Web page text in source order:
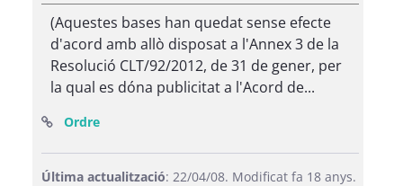
(Aquestes bases han quedat sense efecte
d'acord amb allò disposat a l'Annex 3 de la
Resolució CLT/92/2012, de 31 de gener, per
la qual es dóna publicitat a l'Acord de...
Ordre(Obre una finestra nova)
Última actualització: 22/04/08. Modificat fa 18 anys.